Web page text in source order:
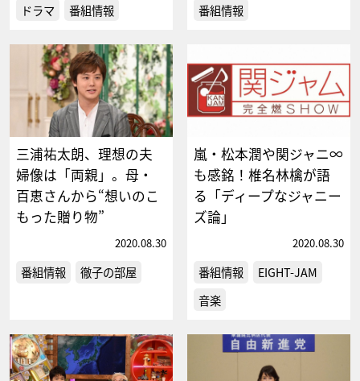
ドラマ 番組情報 番組情報
三浦祐太朗、理想の夫
婦像は「両親」。母・
百恵さんから“想いのこ
もった贈り物”
2020.08.30
番組情報 徹子の部屋
嵐・松本潤や関ジャニ∞
も感銘！椎名林檎が語
る「ディープなジャニー
ズ論」
2020.08.30
番組情報
EIGHT-JAM
音楽